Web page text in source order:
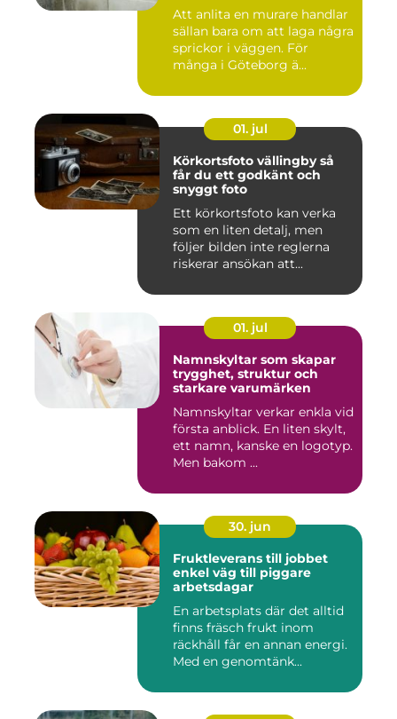
Att anlita en murare handlar
sällan bara om att laga några
sprickor i väggen. För
många i Göteborg ä...
01. jul
Körkortsfoto vällingby så
får du ett godkänt och
snyggt foto
Ett körkortsfoto kan verka
som en liten detalj, men
följer bilden inte reglerna
riskerar ansökan att...
01. jul
Namnskyltar som skapar
trygghet, struktur och
starkare varumärken
Namnskyltar verkar enkla vid
första anblick. En liten skylt,
ett namn, kanske en logotyp.
Men bakom ...
30. jun
Fruktleverans till jobbet
enkel väg till piggare
arbetsdagar
En arbetsplats där det alltid
finns fräsch frukt inom
räckhåll får en annan energi.
Med en genomtänk...